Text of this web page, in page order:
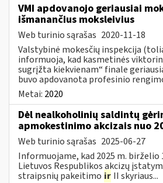
VMI apdovanojo geriausiai
išmanančius moksleivius
Web turinio sąrašas 2020-11-18
Valstybinė mokesčių inspekcija
informuoja, kad kasmetinės
sugrįžta kiekvienam“ finale
buvo apdovanota profesinio
Metai: 2020
Dėl nealkoholinių saldintų
apmokestinimo akcizais nuo
Web turinio sąrašas 2025-06-27
Informuojame, kad 2025 m. birželio
Lietuvos Respublikos akcizų
straipsnių pakeitimo ir II skyriaus...